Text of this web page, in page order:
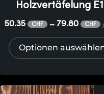
Holzvertäfelung
50.35 CHF – 79.80 CHF
Optionen